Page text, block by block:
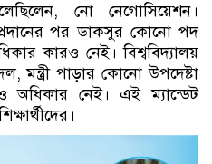
নো নেগোসিয়েশন।
প্রদানের পর ডাকসুর কোনো পদ
কারও নেই। বিশ্ববিদ্যালয়
মন্ত্রী পাড়ার কোনো উপদেষ্টা
অধিকার নেই। এই ম্যান্ডেট